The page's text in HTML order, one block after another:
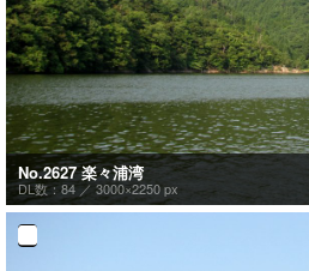
No.2627 楽々浦湾
DL数：84 ／3000×2250 px